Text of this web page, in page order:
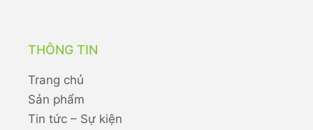
THÔNG TIN
Trang chủ
Sản phẩm
Tin tức – Sự kiện